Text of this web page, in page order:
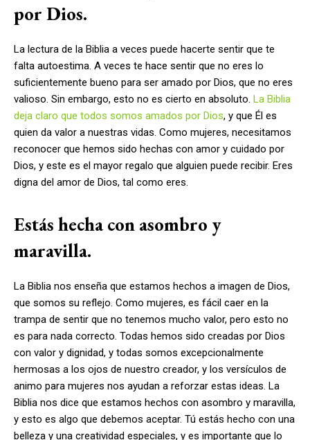
por Dios.
La lectura de la Biblia a veces puede hacerte sentir que te
falta autoestima. A veces te hace sentir que no eres lo
suficientemente bueno para ser amado por Dios, que no eres
valioso. Sin embargo, esto no es cierto en absoluto. La Biblia
deja claro que todos somos amados por Dios, y que Él es
quien da valor a nuestras vidas. Como mujeres, necesitamos
reconocer que hemos sido hechas con amor y cuidado por
Dios, y este es el mayor regalo que alguien puede recibir. Eres
digna del amor de Dios, tal como eres.
Estás hecha con asombro y
maravilla.
La Biblia nos enseña que estamos hechos a imagen de Dios,
que somos su reflejo. Como mujeres, es fácil caer en la
trampa de sentir que no tenemos mucho valor, pero esto no
es para nada correcto. Todas hemos sido creadas por Dios
con valor y dignidad, y todas somos excepcionalmente
hermosas a los ojos de nuestro creador, y los versículos de
animo para mujeres nos ayudan a reforzar estas ideas. La
Biblia nos dice que estamos hechos con asombro y maravilla,
y esto es algo que debemos aceptar. Tú estás hecho con una
belleza y una creatividad especiales, y es importante que lo